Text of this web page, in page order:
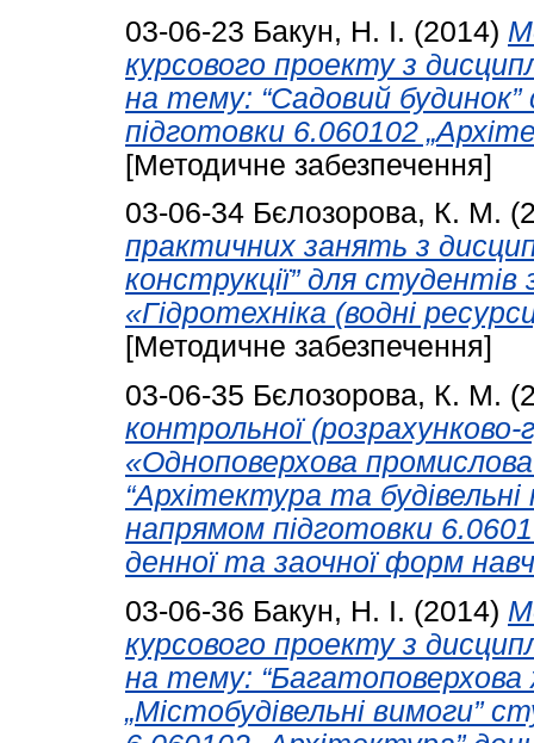
03-06-23 Бакун, Н. І. (2014)
курсового проекту з
на тему: “Садовий
підготовки 6.060102
[Методичне забезпечення]
03-06-34 Бєлозорова, К. М.
практичних занять з
конструкції” для
«Гідротехніка (водні
[Методичне забезпечення]
03-06-35 Бєлозорова, К. М.
контрольної
«Одноповерхова промислова
“Архітектура та
напрямом підготовки
денної та заочної форм
03-06-36 Бакун, Н. І. (2014)
курсового проекту з
на тему: “Багатоповерхова
„Містобудівельні вимоги”